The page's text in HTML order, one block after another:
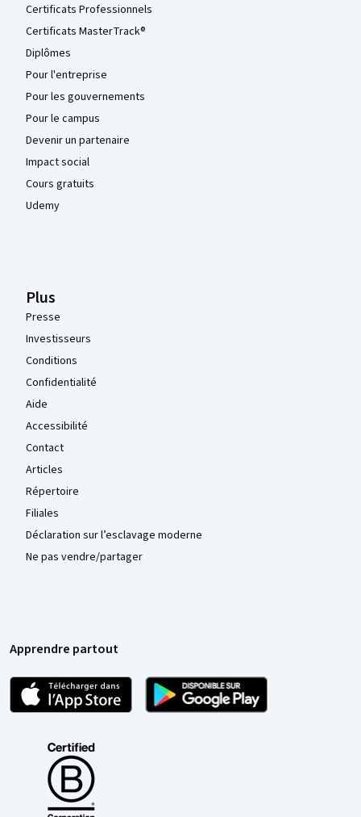
Certificats Professionnels
Certificats MasterTrack®
Diplômes
Pour l'entreprise
Pour les gouvernements
Pour le campus
Devenir un partenaire
Impact social
Cours gratuits
Udemy
Plus
Presse
Investisseurs
Conditions
Confidentialité
Aide
Accessibilité
Contact
Articles
Répertoire
Filiales
Déclaration sur l’esclavage moderne
Ne pas vendre/partager
Apprendre partout